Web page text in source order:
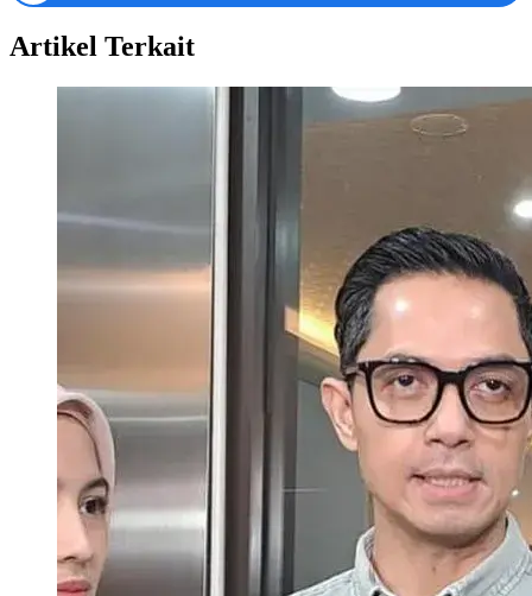
Artikel Terkait